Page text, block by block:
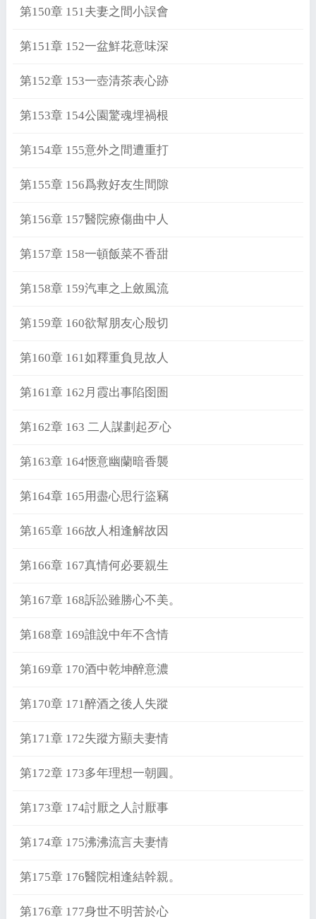
第150章 151夫妻之間小誤會
第151章 152一盆鮮花意味深
第152章 153一壺清茶表心跡
第153章 154公園驚魂埋禍根
第154章 155意外之間遭重打
第155章 156爲救好友生間隙
第156章 157醫院療傷曲中人
第157章 158一頓飯菜不香甜
第158章 159汽車之上斂風流
第159章 160欲幫朋友心殷切
第160章 161如釋重負見故人
第161章 162月霞出事陷囹圄
第162章 163 二人謀劃起歹心
第163章 164愜意幽蘭暗香襲
第164章 165用盡心思行盜竊
第165章 166故人相逢解故因
第166章 167真情何必要親生
第167章 168訴訟雖勝心不美。
第168章 169誰說中年不含情
第169章 170酒中乾坤醉意濃
第170章 171醉酒之後人失蹤
第171章 172失蹤方顯夫妻情
第172章 173多年理想一朝圓。
第173章 174討厭之人討厭事
第174章 175沸沸流言夫妻情
第175章 176醫院相逢結幹親。
第176章 177身世不明苦於心